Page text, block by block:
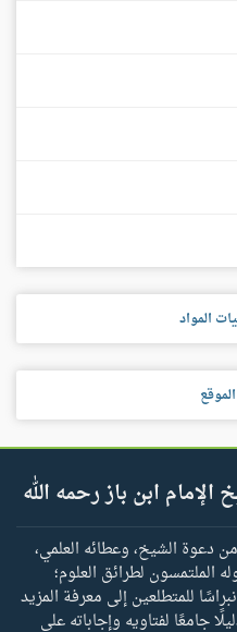
المواد
ابن باز رحمه الله
دعوة الشيخ، وعطائه العلمي،
الملتمسون لطرائق العلوم؛
للمتطلعين إلى معرفة المزيد
جامعًا لفتاويه وإجاباته على